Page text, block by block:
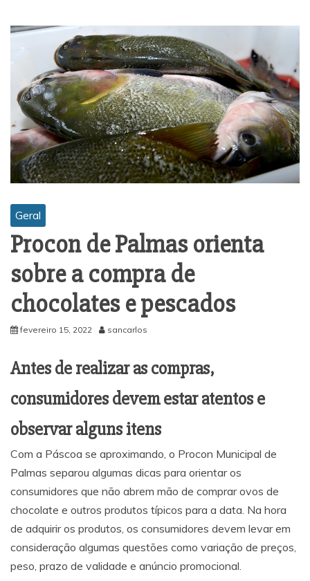
Geral
Procon de Palmas orienta
sobre a compra de
chocolates e pescados
fevereiro 15, 2022 sancarlos
Antes de realizar as compras,
consumidores devem estar atentos e
observar alguns itens
Com a Páscoa se aproximando, o Procon Municipal de
Palmas separou algumas dicas para orientar os
consumidores que não abrem mão de comprar ovos de
chocolate e outros produtos típicos para a data. Na hora
de adquirir os produtos, os consumidores devem levar em
consideração algumas questões como variação de preços,
peso, prazo de validade e anúncio promocional.